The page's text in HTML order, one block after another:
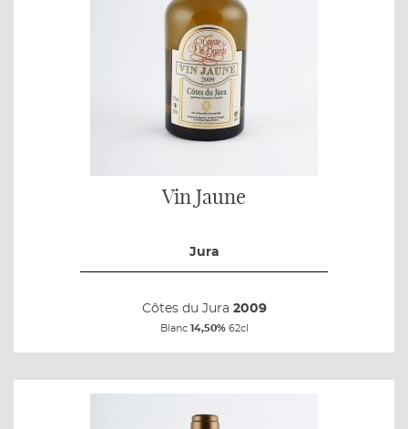
Vin Jaune
Jura
Côtes du Jura 2009
Blanc 14,50% 62cl